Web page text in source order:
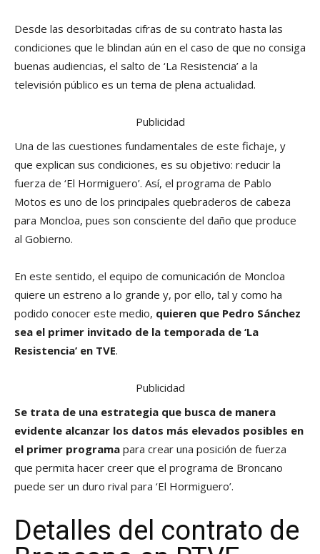
Desde las desorbitadas cifras de su contrato hasta las
condiciones que le blindan aún en el caso de que no consiga
buenas audiencias, el salto de ‘La Resistencia’ a la
televisión público es un tema de plena actualidad.
Publicidad
Una de las cuestiones fundamentales de este fichaje, y
que explican sus condiciones, es su objetivo: reducir la
fuerza de ‘El Hormiguero’. Así, el programa de Pablo
Motos es uno de los principales quebraderos de cabeza
para Moncloa, pues son consciente del daño que produce
al Gobierno.
En este sentido, el equipo de comunicación de Moncloa
quiere un estreno a lo grande y, por ello, tal y como ha
podido conocer este medio, quieren que Pedro Sánchez
sea el primer invitado de la temporada de ‘La
Resistencia’ en TVE.
Publicidad
Se trata de una estrategia que busca de manera
evidente alcanzar los datos más elevados posibles en
el primer programa para crear una posición de fuerza
que permita hacer creer que el programa de Broncano
puede ser un duro rival para ‘El Hormiguero’.
Detalles del contrato de